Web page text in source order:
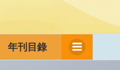
年刊目錄